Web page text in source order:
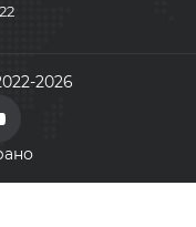
TOWER 2, 9 этаж,
2026